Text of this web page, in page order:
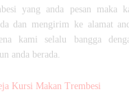
yang anda pesan maka
dan mengirim ke alamat
kami selalu bangga
anda berada.
Kursi Makan Trembesi